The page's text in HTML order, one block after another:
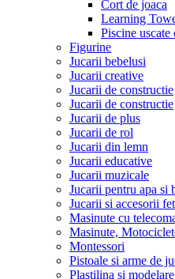
Cort de joaca
Learning
Piscine
Figurine
Jucarii bebelusi
Jucarii creative
Jucarii de constructie
Jucarii de constructie
Jucarii de plus
Jucarii de rol
Jucarii din lemn
Jucarii educative
Jucarii muzicale
Jucarii pentru apa si
Jucarii si accesorii
Masinute cu
Masinute,
Montessori
Pistoale si arme de
Plastilina si modelare